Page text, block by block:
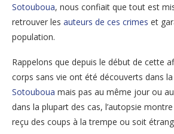
Sotouboua, nous confiait que tout est
retrouver les auteurs de ces crimes et
population.
Rappelons que depuis le début de cette
corps sans vie ont été découverts dans la
Sotouboua mais pas au même jour ou
dans la plupart des cas, l’autopsie
reçu des coups à la trempe ou soit